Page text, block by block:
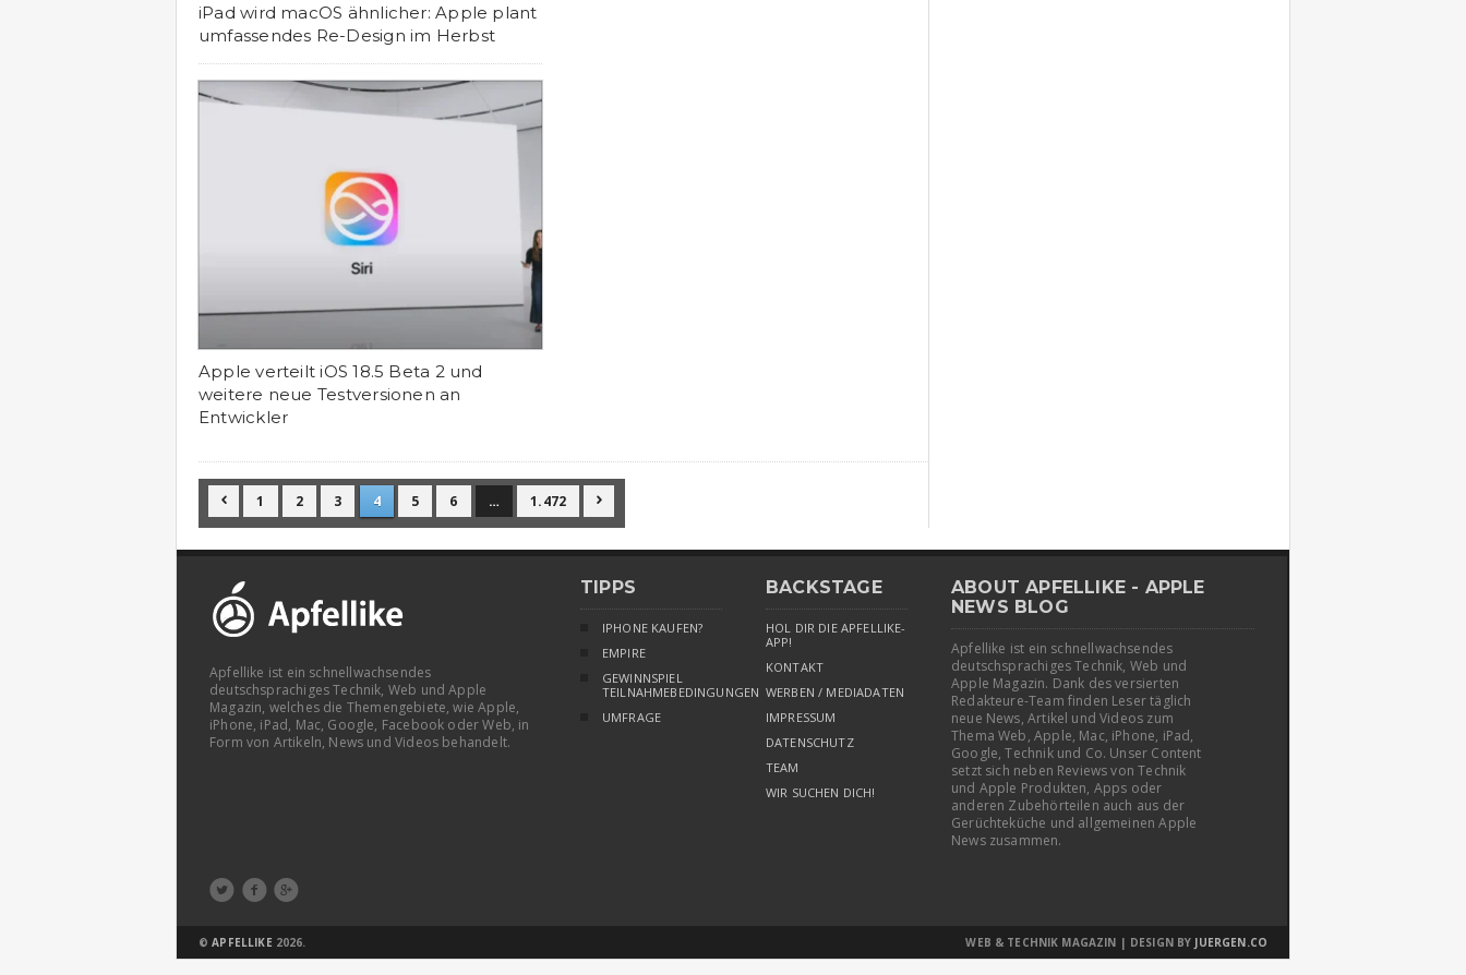
iPad wird macOS ähnlicher: Apple plant
umfassendes Re-Design im Herbst
Apple verteilt iOS 18.5 Beta 2 und
weitere neue Testversionen an
Entwickler
 1 2 3 4 5 6 … 1.472 
Apfellike ist ein schnellwachsendes
deutschsprachiges Technik, Web und Apple
Magazin, welches die Themengebiete, wie Apple,
iPhone, iPad, Mac, Google, Facebook oder Web, in
Form von Artikeln, News und Videos behandelt.
  
TIPPS
IPHONE KAUFEN?
EMPIRE
GEWINNSPIEL
TEILNAHMEBEDINGUNGEN
UMFRAGE
BACKSTAGE
HOL DIR DIE APFELLIKE-
APP!
KONTAKT
WERBEN / MEDIADATEN
IMPRESSUM
DATENSCHUTZ
TEAM
WIR SUCHEN DICH!
ABOUT APFELLIKE - APPLE
NEWS BLOG
Apfellike ist ein schnellwachsendes
deutschsprachiges Technik, Web und
Apple Magazin. Dank des versierten
Redakteure-Team finden Leser täglich
neue News, Artikel und Videos zum
Thema Web, Apple, Mac, iPhone, iPad,
Google, Technik und Co. Unser Content
setzt sich neben Reviews von Technik
und Apple Produkten, Apps oder
anderen Zubehörteilen auch aus der
Gerüchteküche und allgemeinen Apple
News zusammen.
©APFELLIKE 2026. WEB & TECHNIK MAGAZIN | DESIGN BY JUERGEN.CO